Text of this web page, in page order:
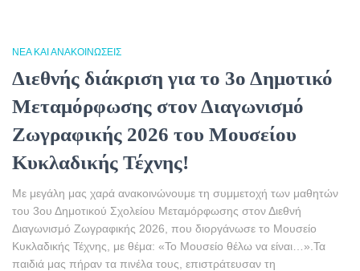
ΝΈΑ ΚΑΙ ΑΝΑΚΟΙΝΏΣΕΙΣ
Διεθνής διάκριση για το 3ο Δημοτικό
Μεταμόρφωσης στον Διαγωνισμό
Ζωγραφικής 2026 του Μουσείου
Κυκλαδικής Τέχνης!
Με μεγάλη μας χαρά ανακοινώνουμε τη συμμετοχή των μαθητών
του 3ου Δημοτικού Σχολείου Μεταμόρφωσης στον Διεθνή
Διαγωνισμό Ζωγραφικής 2026, που διοργάνωσε το Μουσείο
Κυκλαδικής Τέχνης, με θέμα: «Το Μουσείο θέλω να είναι…».Τα
παιδιά μας πήραν τα πινέλα τους, επιστράτευσαν τη